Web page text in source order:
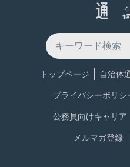
トップページ 自治体
プライバシーポリシ
公務員向けキャリア
メルマガ登録